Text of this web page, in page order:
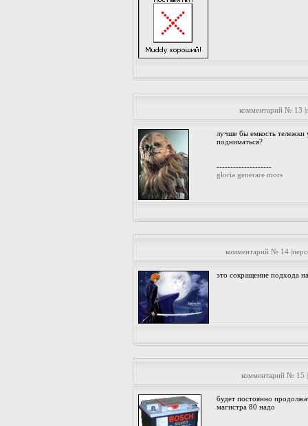
комментарий № 13
лучше бы емкость тележки
подниматься?
--------------------
gloria generare mors
комментарий № 14
это сокращение подхода
комментарий № 15
будет постоянно
магистра 80 надо